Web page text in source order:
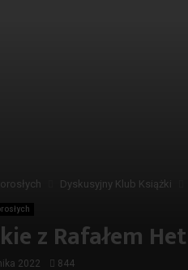
Dyskusyjny Klub Książki
z Rafałem
2022 844